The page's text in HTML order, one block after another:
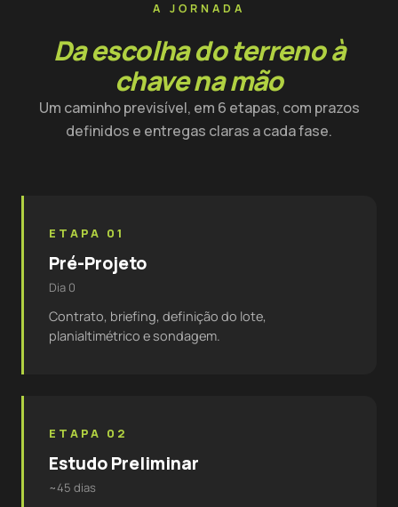
A JORNADA
Da escolha do terreno à
chave na mão
Um caminho previsível, em 6 etapas, com prazos
definidos e entregas claras a cada fase.
ETAPA 01
Pré-Projeto
Dia 0
Contrato, briefing, definição do lote,
planialtimétrico e sondagem.
ETAPA 02
Estudo Preliminar
~45 dias